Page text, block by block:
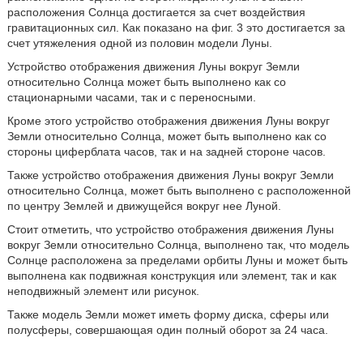
расположения Солнца достигается за счет воздействия
гравитационных сил. Как показано на фиг. 3 это достигается за
счет утяжеления одной из половин модели Луны.
Устройство отображения движения Луны вокруг Земли
относительно Солнца может быть выполнено как со
стационарными часами, так и с переносными.
Кроме этого устройство отображения движения Луны вокруг
Земли относительно Солнца, может быть выполнено как со
стороны циферблата часов, так и на задней стороне часов.
Также устройство отображения движения Луны вокруг Земли
относительно Солнца, может быть выполнено с расположенной
по центру Землей и движущейся вокруг нее Луной.
Стоит отметить, что устройство отображения движения Луны
вокруг Земли относительно Солнца, выполнено так, что модель
Солнце расположена за пределами орбиты Луны и может быть
выполнена как подвижная конструкция или элемент, так и как
неподвижный элемент или рисунок.
Также модель Земли может иметь форму диска, сферы или
полусферы, совершающая один полный оборот за 24 часа.